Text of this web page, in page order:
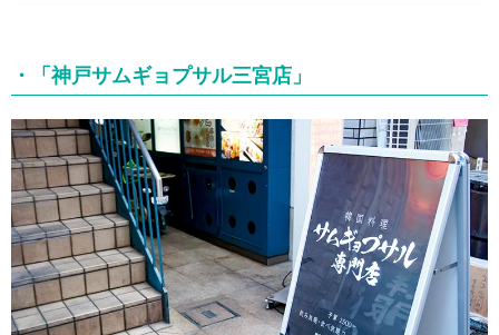
・「神戸サムギョプサル三宮店」